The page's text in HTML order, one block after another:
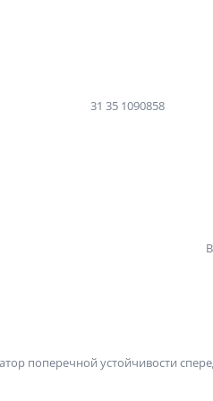
31 35 1090858
поперечной устойчивости